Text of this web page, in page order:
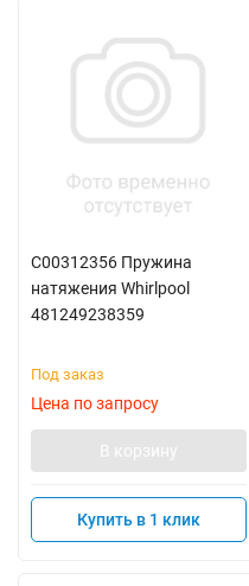
C00312356 Пружина
натяжения Whirlpool
481249238359
Под заказ
Цена по запросу
В корзину
Купить в 1 клик